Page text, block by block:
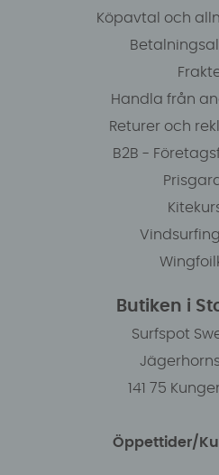
Köpavtal och
Handla från
Returer och
B2B -
Butiken i
Surfspot
141 75
Öppettider/